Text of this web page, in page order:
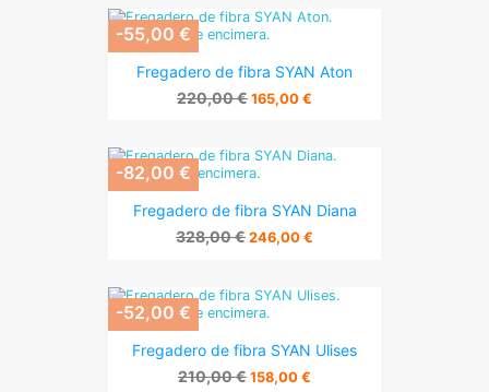
Fregadero de fibra SYAN Aton
220,00 € 165,00 €
-55,00 €
Fregadero de fibra SYAN Diana
328,00 € 246,00 €
-82,00 €
Fregadero de fibra SYAN Ulises
210,00 € 158,00 €
-52,00 €